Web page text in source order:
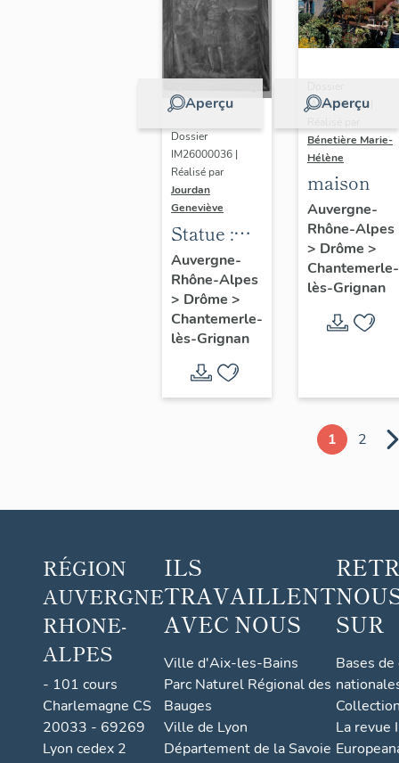
gradins
d'autel
(autels-
tombeaux)
Aperçu
Dossier
IM26000036 |
Réalisé par
Jourdan
Geneviève
Statue :
Vierge
Auvergne-
Rhône-Alpes
> Drôme >
Chantemerle-
lès-Grignan
Aperçu
IA26000083 |
Bénetière Marie-
Hélène
maison
Auvergne-
Rhône-Alpes
> Drôme >
Chantemerle-
lès-Grignan
1 2
RÉGION
AUVERGNE
RHONE-
ALPES
- 101 cours
Charlemagne CS
20033 - 69269
Lyon cedex 2
ILS
TRAVAILLENT
AVEC NOUS
Ville d'Aix-les-Bains
Parc Naturel Régional des
Bauges
Ville de Lyon
Département de la Savoie
SUR
Bases
La revue